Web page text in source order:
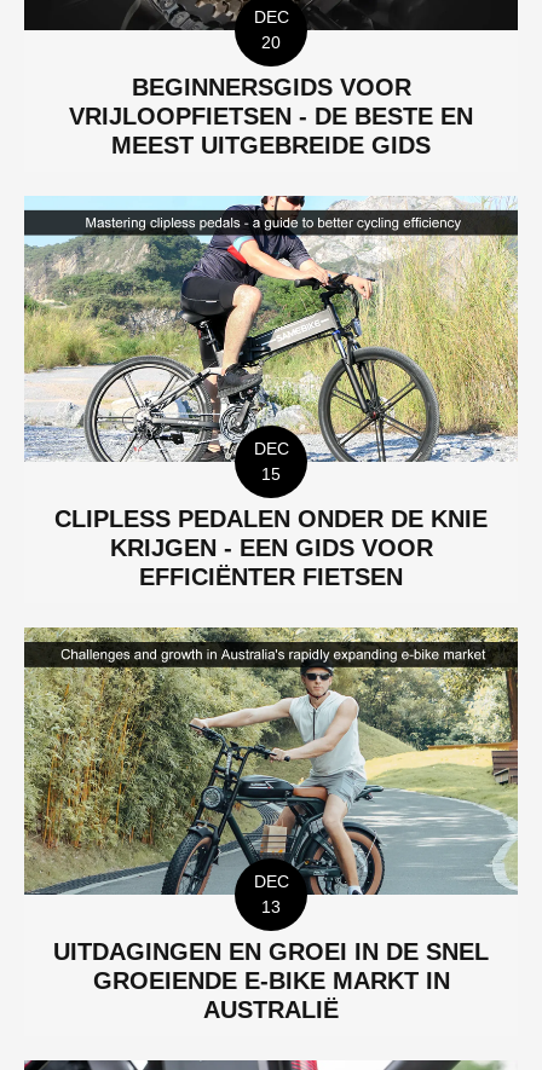
DEC
20
BEGINNERSGIDS VOOR
VRIJLOOPFIETSEN - DE BESTE EN
MEEST UITGEBREIDE GIDS
DEC
15
CLIPLESS PEDALEN ONDER DE KNIE
KRIJGEN - EEN GIDS VOOR
EFFICIËNTER FIETSEN
DEC
13
UITDAGINGEN EN GROEI IN DE SNEL
GROEIENDE E-BIKE MARKT IN
AUSTRALIË